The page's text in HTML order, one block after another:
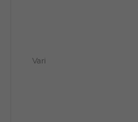
Vari